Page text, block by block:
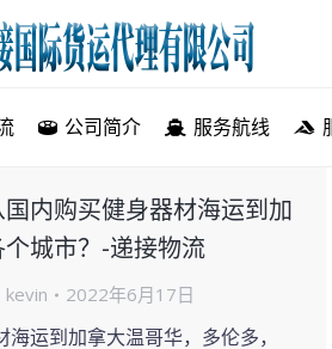
公司简介 服务航线
国内购买健身器材海运到加
个城市？-递接物流
kevin 2022年6月17日
海运到加拿大温哥华，多伦多，
递接物流